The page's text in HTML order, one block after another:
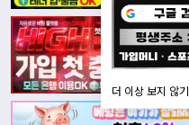
더 이상 보지 않기